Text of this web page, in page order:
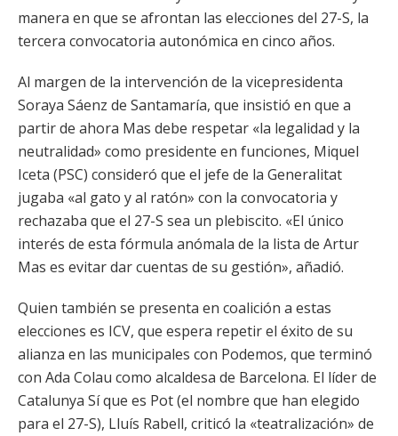
manera en que se afrontan las elecciones del 27-S, la
tercera convocatoria autonómica en cinco años.
Al margen de la intervención de la vicepresidenta
Soraya Sáenz de Santamaría, que insistió en que a
partir de ahora Mas debe respetar «la legalidad y la
neutralidad» como presidente en funciones, Miquel
Iceta (PSC) consideró que el jefe de la Generalitat
jugaba «al gato y al ratón» con la convocatoria y
rechazaba que el 27-S sea un plebiscito. «El único
interés de esta fórmula anómala de la lista de Artur
Mas es evitar dar cuentas de su gestión», añadió.
Quien también se presenta en coalición a estas
elecciones es ICV, que espera repetir el éxito de su
alianza en las municipales con Podemos, que terminó
con Ada Colau como alcaldesa de Barcelona. El líder de
Catalunya Sí que es Pot (el nombre que han elegido
para el 27-S), Lluís Rabell, criticó la «teatralización» de